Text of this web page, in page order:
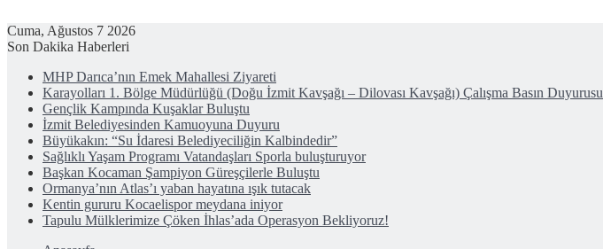
Cuma, Ağustos 7 2026
Son Dakika Haberleri
MHP Darıca’nın Emek Mahallesi Ziyareti
Karayolları 1. Bölge Müdürlüğü (Doğu İzmit Kavşağı – Dilovası Kavşağı) Çalışma Basın Duyurusu
Gençlik Kampında Kuşaklar Buluştu
İzmit Belediyesinden Kamuoyuna Duyuru
Büyükakın: “Su İdaresi Belediyeciliğin Kalbindedir”
Sağlıklı Yaşam Programı Vatandaşları Sporla buluşturuyor
Başkan Kocaman Şampiyon Güreşçilerle Buluştu
Ormanya’nın Atlas’ı yaban hayatına ışık tutacak
Kentin gururu Kocaelispor meydana iniyor
Tapulu Mülklerimize Çöken İhlas’ada Operasyon Bekliyoruz!